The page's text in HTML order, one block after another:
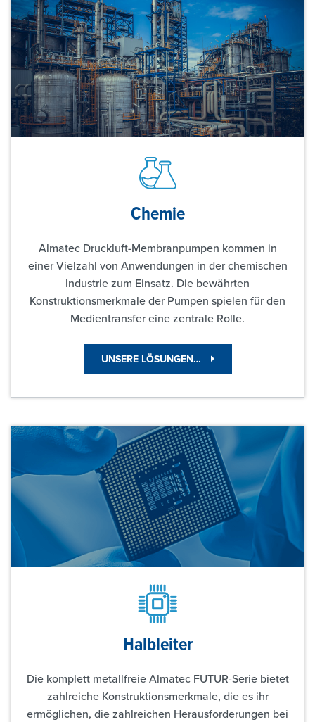
Chemie
Almatec Druckluft-Membranpumpen kommen in
einer Vielzahl von Anwendungen in der chemischen
Industrie zum Einsatz. Die bewährten
Konstruktionsmerkmale der Pumpen spielen für den
Medientransfer eine zentrale Rolle.
UNSERE LÖSUNGEN…
Halbleiter
Die komplett metallfreie Almatec FUTUR-Serie bietet
zahlreiche Konstruktionsmerkmale, die es ihr
ermöglichen, die zahlreichen Herausforderungen bei